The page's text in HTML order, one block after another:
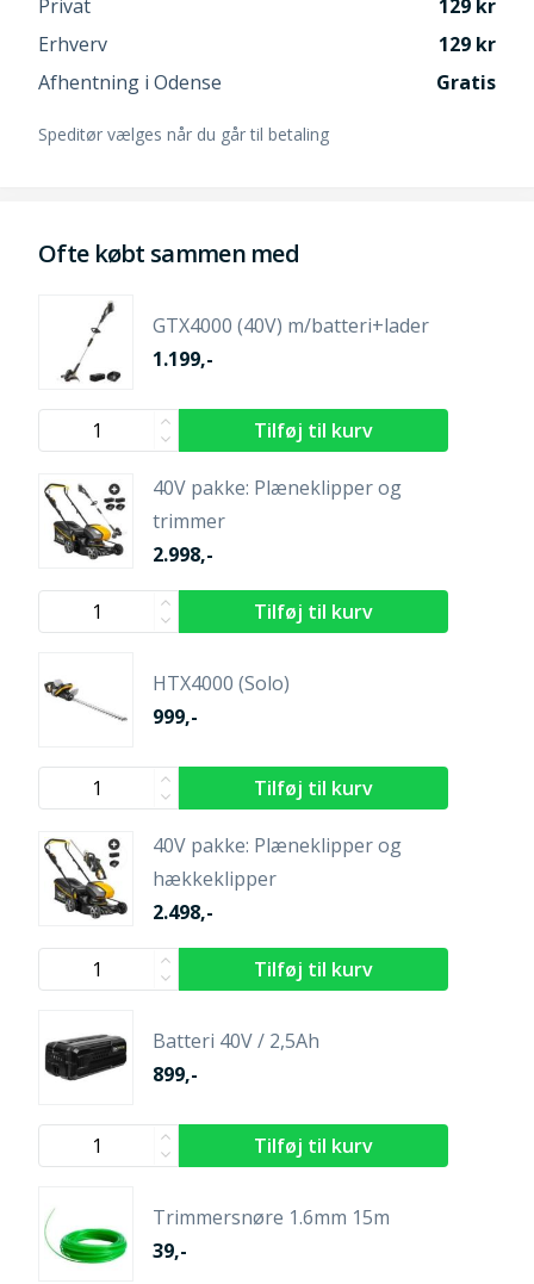
Privat
129
Erhverv
129
Afhentning i Odense
Gratis
Speditør vælges når du går til betaling
Ofte købt sammen med
GTX4000 (40V) m/batteri+lader
1.199,-
40V pakke: Plæneklipper og
trimmer
2.998,-
HTX4000 (Solo)
999,-
40V pakke: Plæneklipper og
hækkeklipper
2.498,-
Batteri 40V / 2,5Ah
899,-
Trimmersnøre 1.6mm 15m
39,-